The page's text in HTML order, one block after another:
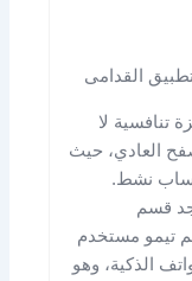
القدامى
تنافسية لا
العادي، حيث
نشط.
قسم
تيمو مستخدم
الذكية، وهو